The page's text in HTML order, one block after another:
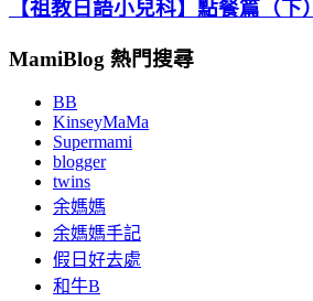
【祖教日語小兒科】點餐篇（下）
MamiBlog 熱門搜尋
BB
KinseyMaMa
Supermami
blogger
twins
余媽媽
余媽媽手記
假日好去處
和牛B